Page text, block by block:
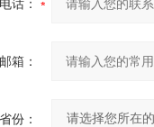
话：
箱：
省份：